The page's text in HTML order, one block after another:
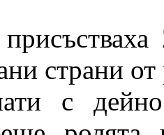
страни
с